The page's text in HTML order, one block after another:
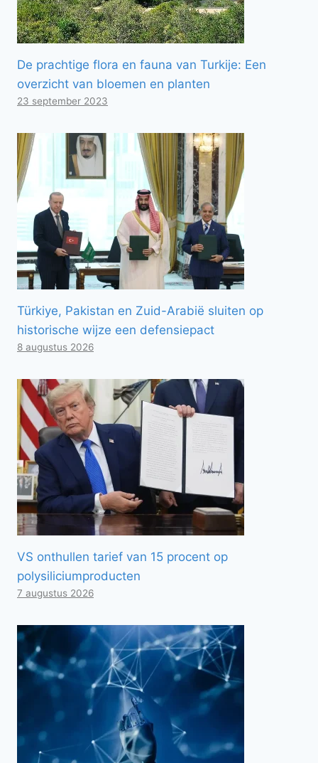
De prachtige flora en fauna van Turkije: Een
overzicht van bloemen en planten
23 september 2023
Türkiye, Pakistan en Zuid-Arabië sluiten op
historische wijze een defensiepact
8 augustus 2026
VS onthullen tarief van 15 procent op
polysiliciumproducten
7 augustus 2026